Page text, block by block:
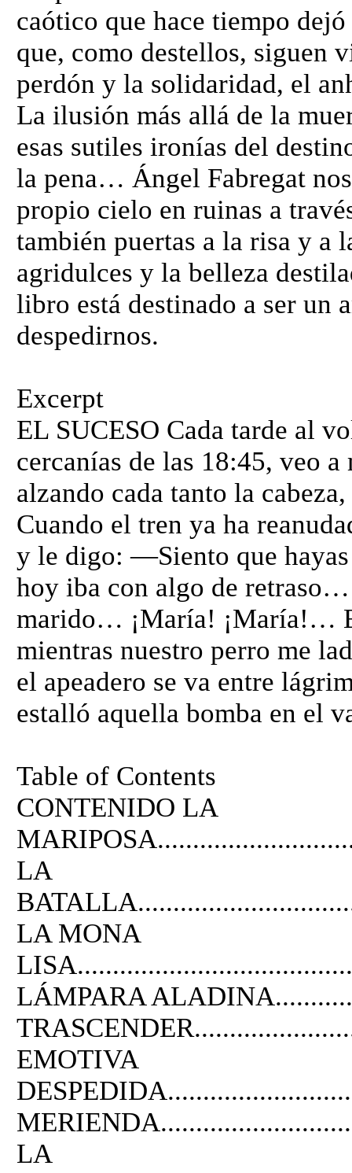
caótico que hace tiempo
que, como destellos, siguen
perdón y la solidaridad, el
La ilusión más allá de la
esas sutiles ironías del
la pena… Ángel Fabregat
propio cielo en ruinas a
también puertas a la risa y a
agridulces y la belleza
libro está destinado a ser un
despedirnos.
Excerpt
EL SUCESO Cada tarde al
cercanías de las 18:45, veo
alzando cada tanto la
Cuando el tren ya ha
y le digo: —Siento que
hoy iba con algo de
marido… ¡María! ¡María!…
mientras nuestro perro me
el apeadero se va entre
estalló aquella bomba en el
Table of Contents
CONTENIDO LA
LA
LA MONA
LÁMPARA
EMOTIVA
LA